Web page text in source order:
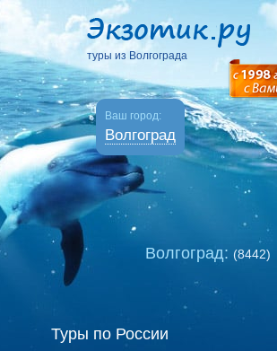
туры из Волгограда
Ваш город:
Волгоград
Волгоград: (8442)
Туры по России